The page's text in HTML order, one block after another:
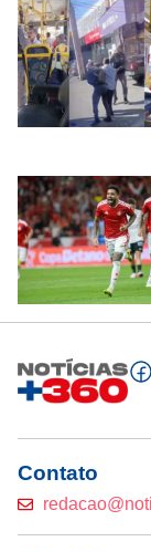
Contato